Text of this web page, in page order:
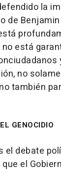
la
de
está
no
también
GENOCIDIO
el debate
el